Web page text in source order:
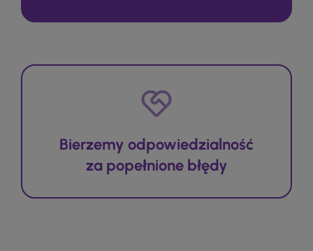
Bierzemy odpowiedzialność
za popełnione błędy